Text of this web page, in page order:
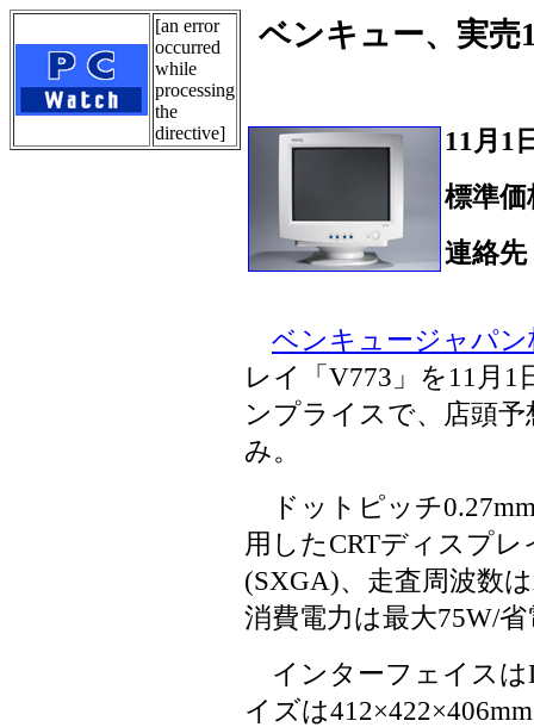
[an error
occurred
while
processing
the
directive]
ベンキュー、実売
11月1
標準
連絡
ベンキュージャパン
レイ「V773」を11月
ンプライスで、店頭
み。
ドットピッチ
用したCRTディスプレ
(SXGA)、走査周波数
消費電力は最大75W/
インターフェイスは
イズは